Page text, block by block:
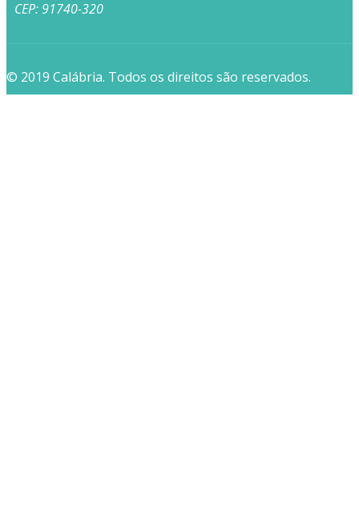
CEP: 91740-320
© 2019 Calábria. Todos os direitos são reservados.